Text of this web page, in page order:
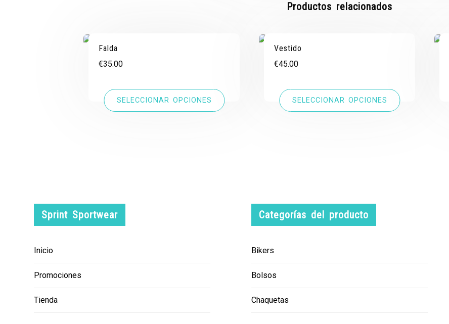
Productos relacionados
Falda
€35.00
SELECCIONAR OPCIONES
Vestido
€45.00
SELECCIONAR OPCIONES
Sprint Sportwear
Inicio
Promociones
Tienda
Categorías del producto
Bikers
Bolsos
Chaquetas